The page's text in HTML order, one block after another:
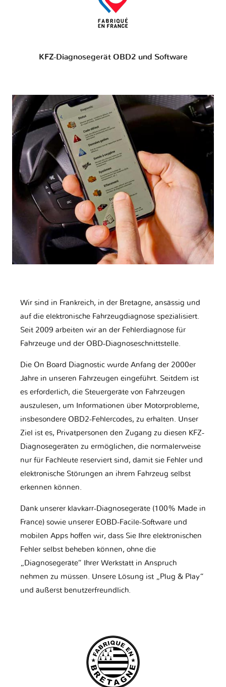
KFZ-Diagnosegerät OBD2 und Software
Wir sind in Frankreich, in der Bretagne, ansässig und
auf die elektronische Fahrzeugdiagnose spezialisiert.
Seit 2009 arbeiten wir an der Fehlerdiagnose für
Fahrzeuge und der OBD-Diagnoseschnittstelle.
Die On Board Diagnostic wurde Anfang der 2000er
Jahre in unseren Fahrzeugen eingeführt. Seitdem ist
es erforderlich, die Steuergeräte von Fahrzeugen
auszulesen, um Informationen über Motorprobleme,
insbesondere OBD2-Fehlercodes, zu erhalten. Unser
Ziel ist es, Privatpersonen den Zugang zu diesen KFZ-
Diagnosegeräten zu ermöglichen, die normalerweise
nur für Fachleute reserviert sind, damit sie Fehler und
elektronische Störungen an ihrem Fahrzeug selbst
erkennen können.
Dank unserer klavkarr-Diagnosegeräte (100% Made in
France) sowie unserer EOBD-Facile-Software und
mobilen Apps hoffen wir, dass Sie Ihre elektronischen
Fehler selbst beheben können, ohne die
„Diagnosegeräte“ Ihrer Werkstatt in Anspruch
nehmen zu müssen. Unsere Lösung ist „Plug & Play“
und äußerst benutzerfreundlich.